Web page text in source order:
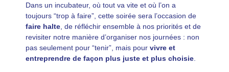
Dans un incubateur, où tout va vite et où l’on a
toujours “trop à faire”, cette soirée sera l’occasion de
faire halte , de réfléchir ensemble à nos priorités et de
revisiter notre manière d’organiser nos journées : non
pas seulement pour “tenir”, mais pour vivre et
entreprendre de façon plus juste et plus choisie